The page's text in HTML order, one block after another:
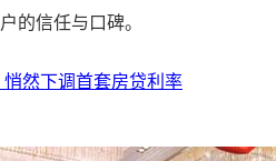
的信任与口碑。
然下调首套房贷利率